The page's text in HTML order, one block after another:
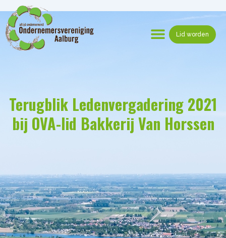
naar
de
inhoud
Lid worden
Terugblik Ledenvergadering 2021
bij OVA-lid Bakkerij Van Horssen